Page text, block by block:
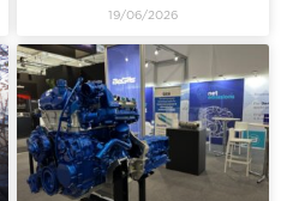
19/06/2026